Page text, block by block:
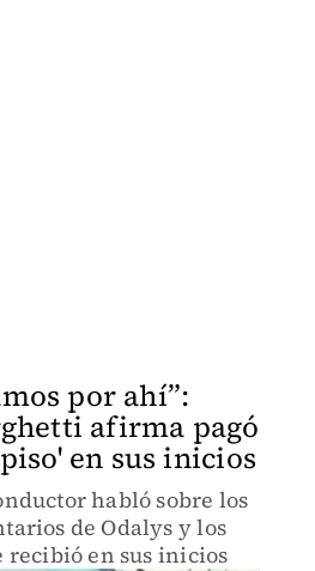
por ahí”:
afirma pagó
en sus inicios
habló sobre los
de Odalys y los
recibió en sus inicios